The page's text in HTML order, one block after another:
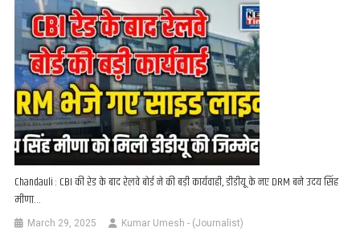
Chandauli : CBI की रेड के बाद रेलवे बोर्ड ने की बड़ी कार्यवाही, डीडीयू के नए DRM बने उदय सिंह
मीणा…
March 29, 2025 Kumar Umesh - (Journalist)